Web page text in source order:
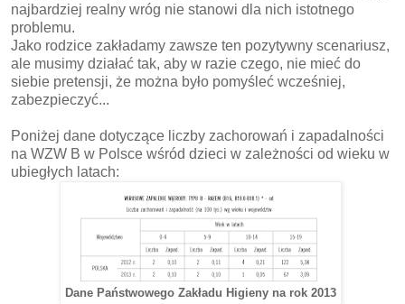
najbardziej realny wróg nie stanowi dla nich istotnego
problemu.
Jako rodzice zakładamy zawsze ten pozytywny scenariusz,
ale musimy działać tak, aby w razie czego, nie mieć do
siebie pretensji, że można było pomyśleć wcześniej,
zabezpieczyć...
Poniżej dane dotyczące liczby zachorowań i zapadalności
na WZW B w Polsce wśród dzieci w zależności od wieku w
ubiegłych latach:
Dane Państwowego Zakładu Higieny na rok 2013